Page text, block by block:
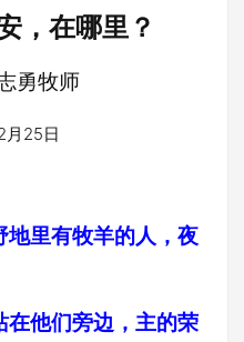
，在哪里？
勇牧师
月25日
地里有牧羊的人，夜
在他们旁边，主的荣